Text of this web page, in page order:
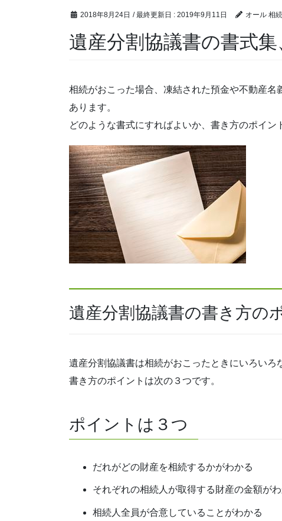
2018年8月24日 / 最終更新日 : 2019年9月11日 オール 相続
遺産分割協議書の書式
相続がおこった場合、凍結された預金や不動産
あります。
どのような書式にすればよいか、書き方のポイン
遺産分割協議書の書き方の
遺産分割協議書は相続がおこったときにいろいろ
書き方のポイントは次の３つです。
ポイントは３つ
だれがどの財産を相続するかがわかる
それぞれの相続人が取得する財産の金額が
相続人全員が合意していることがわかる